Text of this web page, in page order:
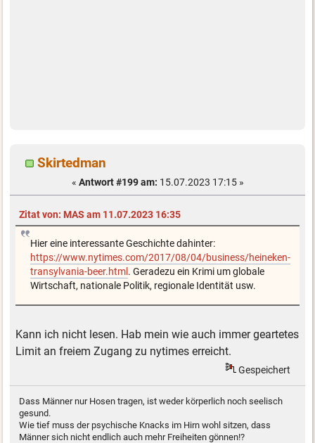
Skirtedman
« Antwort #199 am: 15.07.2023 17:15 »
Zitat von: MAS am 11.07.2023 16:35
Hier eine interessante Geschichte dahinter:
https://www.nytimes.com/2017/08/04/business/heineken-
transylvania-beer.html. Geradezu ein Krimi um globale
Wirtschaft, nationale Politik, regionale Identität usw.
Kann ich nicht lesen. Hab mein wie auch immer geartetes
Limit an freiem Zugang zu nytimes erreicht.
Gespeichert
Dass Männer nur Hosen tragen, ist weder körperlich noch seelisch
gesund.
Wie tief muss der psychische Knacks im Hirn wohl sitzen, dass
Männer sich nicht endlich auch mehr Freiheiten gönnen!?